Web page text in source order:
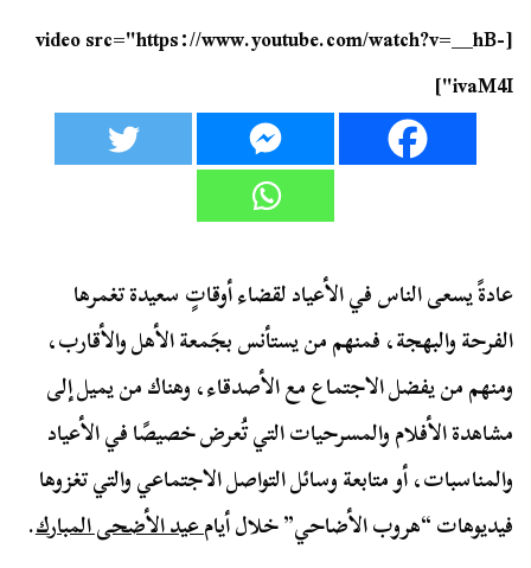
[video src="https://www.youtube.com/watch?v=__hB-
ivaM4I"]
عادةً يسعى الناس في الأعياد لقضاء أوقاتٍ سعيدة تغمرها
الفرحة والبهجة، فمنهم من يستأنس بجَمعة الأهل والأقارب،
ومنهم من يفضل الاجتماع مع الأصدقاء، وهناك من يميل إلى
مشاهدة الأفلام والمسرحيات التي تُعرض خصيصًا في الأعياد
والمناسبات، أو متابعة وسائل التواصل الاجتماعي والتي تغزوها
فيديوهات “هروب الأضاحي” خلال أيامعيد الأضحى المبارك.